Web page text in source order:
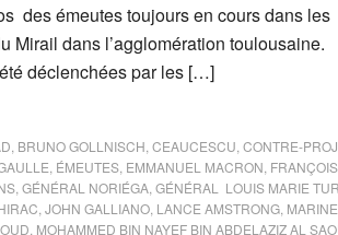
des émeutes toujours en cours dans les
Mirail dans l’agglomération toulousaine.
déclenchées par les […]
BRUNO GOLLNISCH CEAUCESCU CONTRE-
ÉMEUTES EMMANUEL MACRON FRANÇOIS
GÉNÉRAL NORIÉGA GÉNÉRAL LOUIS MARIE
JOHN GALLIANO LANCE AMSTRONG
MOHAMMED BIN NAYEF BIN ABDELAZIZ AL